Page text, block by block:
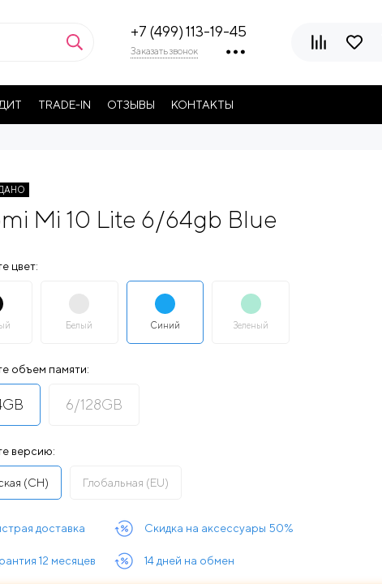
+7 (499) 113-19-45
Заказать звонок
TRADE-IN ОТЗЫВЫ КОНТАКТЫ
Mi 10 Lite 6/64gb Blue
цвет:
Белый Синий Зеленый
объем памяти:
6/128GB
версию:
(CH) Глобальная (EU)
доставка
12 месяцев
Скидка на аксессуары 50%
14 дней на обмен